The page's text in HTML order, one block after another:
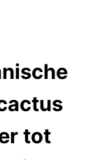
tot